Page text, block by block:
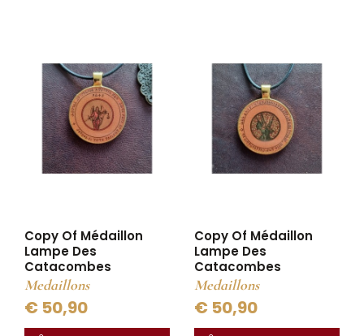
Copy Of Médaillon
Lampe Des
Catacombes
Medaillons
€ 50,90
Copy Of Médaillon
Lampe Des
Catacombes
Medaillons
€ 50,90